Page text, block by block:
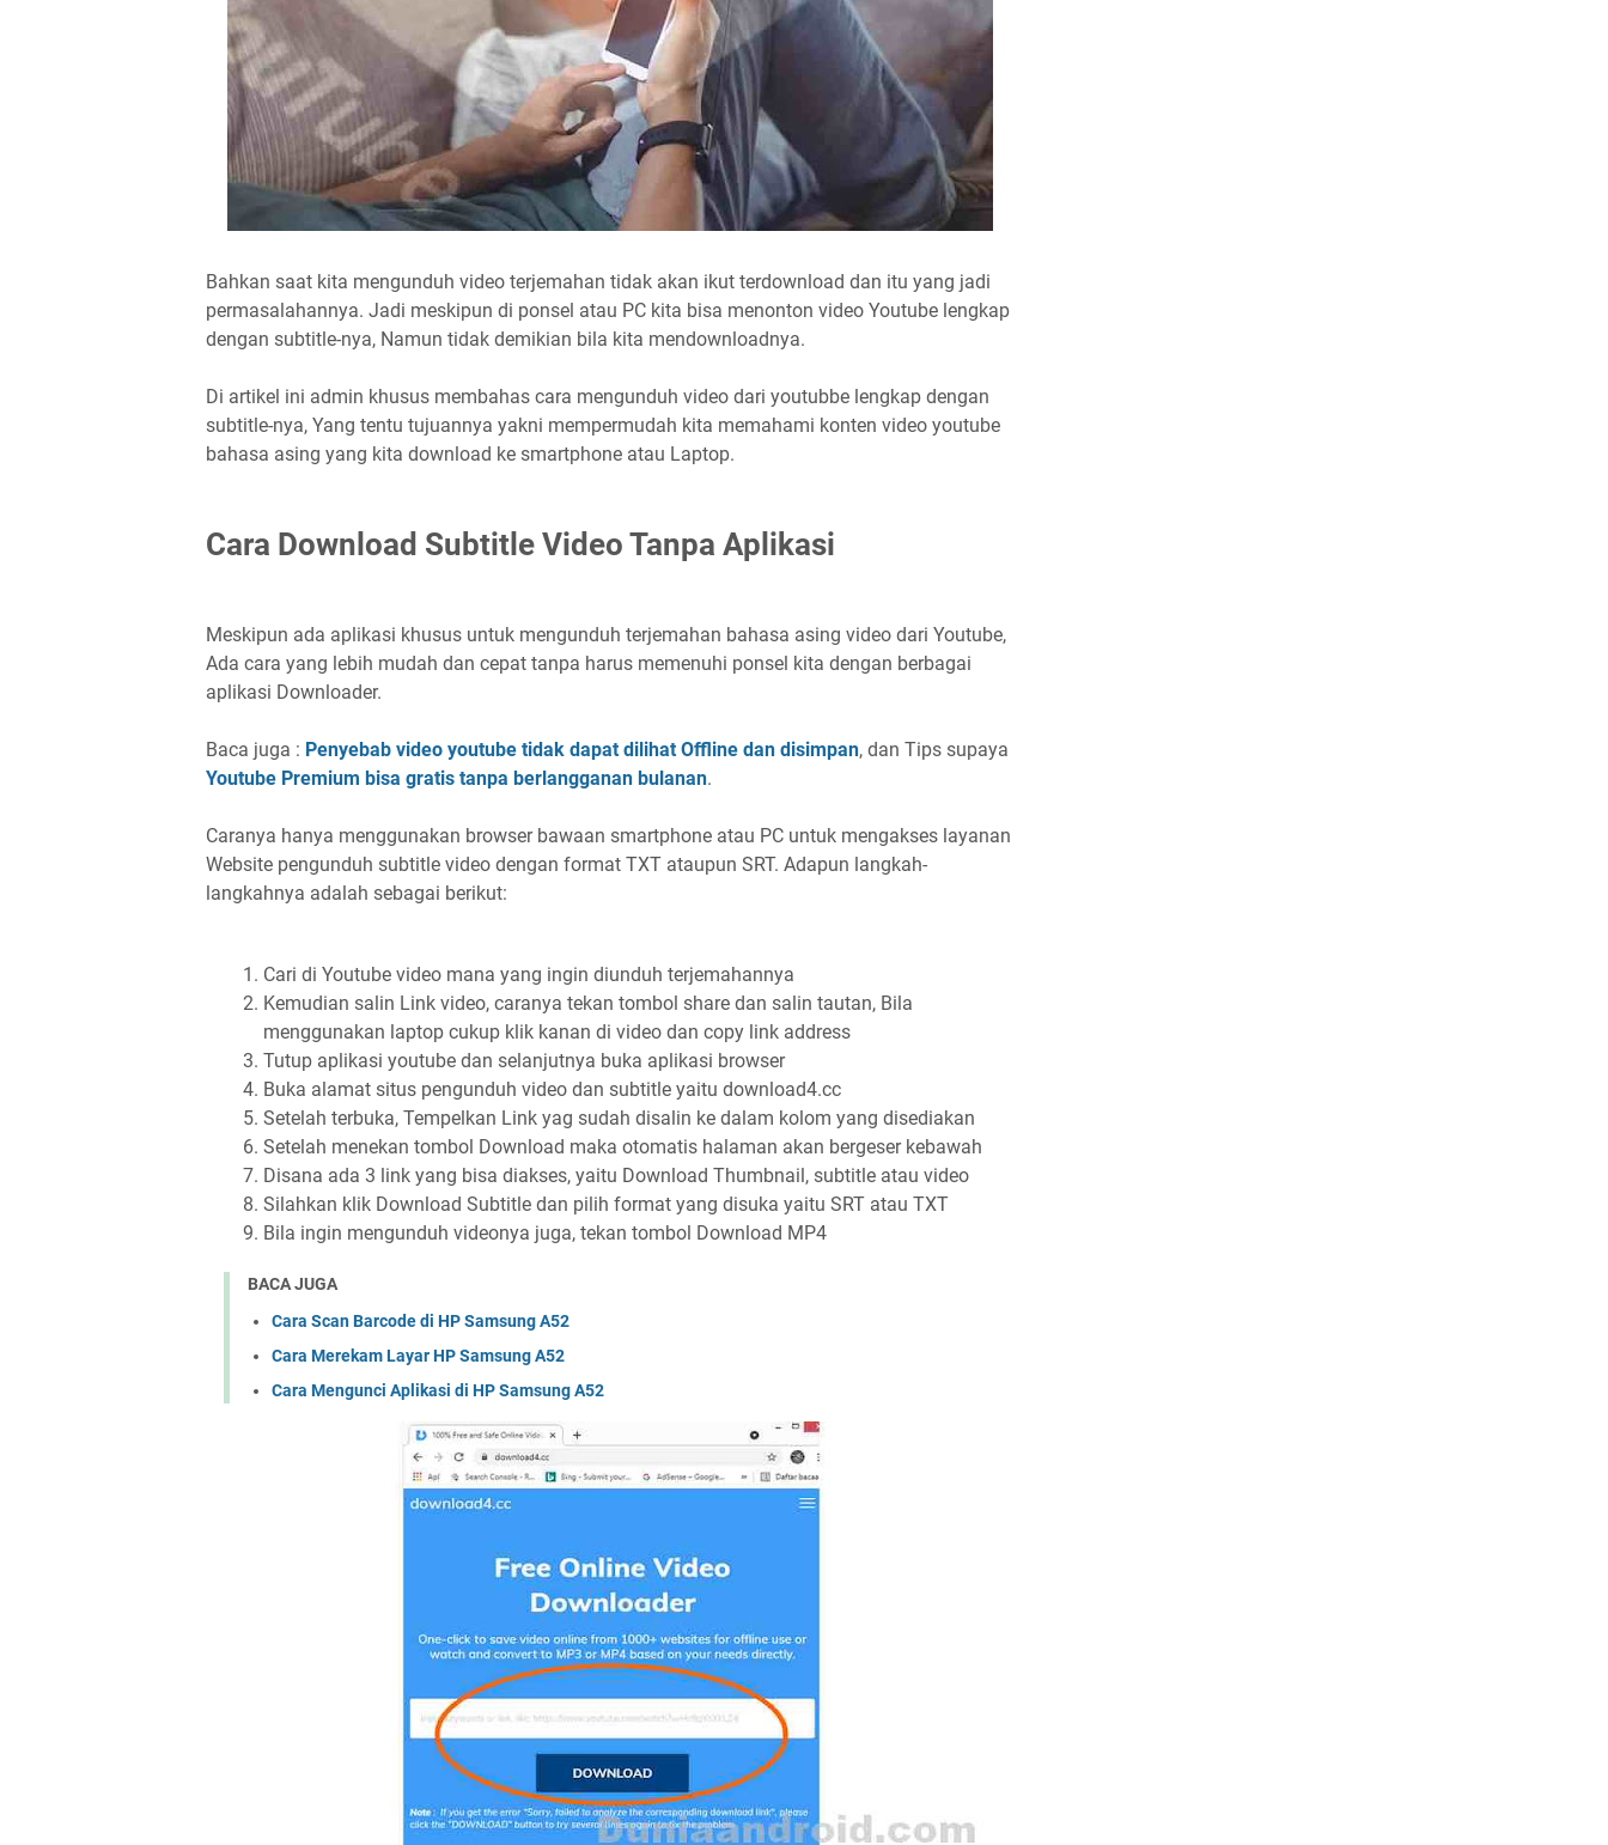
Bahkan saat kita mengunduh video terjemahan tidak akan ikut terdownload dan itu yang jadi
permasalahannya. Jadi meskipun di ponsel atau PC kita bisa menonton video Youtube lengkap
dengan subtitle-nya, Namun tidak demikian bila kita mendownloadnya.
Di artikel ini admin khusus membahas cara mengunduh video dari youtubbe lengkap dengan
subtitle-nya, Yang tentu tujuannya yakni mempermudah kita memahami konten video youtube
bahasa asing yang kita download ke smartphone atau Laptop.
Cara Download Subtitle Video Tanpa Aplikasi
Meskipun ada aplikasi khusus untuk mengunduh terjemahan bahasa asing video dari Youtube,
Ada cara yang lebih mudah dan cepat tanpa harus memenuhi ponsel kita dengan berbagai
aplikasi Downloader.
Baca juga : Penyebab video youtube tidak dapat dilihat Offline dan disimpan, dan Tips supaya
Youtube Premium bisa gratis tanpa berlangganan bulanan.
Caranya hanya menggunakan browser bawaan smartphone atau PC untuk mengakses layanan
Website pengunduh subtitle video dengan format TXT ataupun SRT. Adapun langkah-
langkahnya adalah sebagai berikut:
Cari di Youtube video mana yang ingin diunduh terjemahannya
Kemudian salin Link video, caranya tekan tombol share dan salin tautan, Bila
menggunakan laptop cukup klik kanan di video dan copy link address
Tutup aplikasi youtube dan selanjutnya buka aplikasi browser
Buka alamat situs pengunduh video dan subtitle yaitu download4.cc
Setelah terbuka, Tempelkan Link yag sudah disalin ke dalam kolom yang disediakan
Setelah menekan tombol Download maka otomatis halaman akan bergeser kebawah
Disana ada 3 link yang bisa diakses, yaitu Download Thumbnail, subtitle atau video
Silahkan klik Download Subtitle dan pilih format yang disuka yaitu SRT atau TXT
Bila ingin mengunduh videonya juga, tekan tombol Download MP4
BACA JUGA
Cara Scan Barcode di HP Samsung A52
Cara Merekam Layar HP Samsung A52
Cara Mengunci Aplikasi di HP Samsung A52